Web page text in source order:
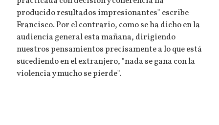
producido resultados impresionantes" escribe
Francisco. Por el contrario, como se ha dicho en la
audiencia general esta mañana, dirigiendo
nuestros pensamientos precisamente a lo que está
sucediendo en el extranjero, "nada se gana con la
violencia y mucho se pierde".